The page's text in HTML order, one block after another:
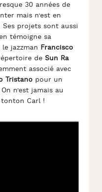
30 années de
mais n’est en
projets sont aussi
témoigne sa
jazzman Francisco
de Sun Ra
associé avec
Tristano pour un
n’est jamais au
Carl !